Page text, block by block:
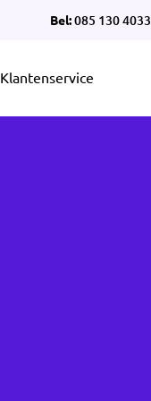
Bel:085 130 4033
Klantenservice